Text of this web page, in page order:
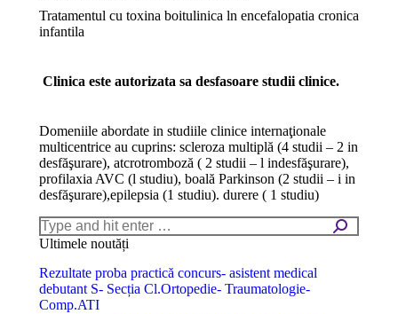
Tratamentul cu toxina boitulinica ln encefalopatia cronica
infantila
Clinica este autorizata sa desfasoare studii clinice.
Domeniile abordate in studiile clinice internaţionale
multicentrice au cuprins: scleroza multiplă (4 studii – 2 in
desfăşurare), atcrotromboză ( 2 studii – l indesfăşurare),
profilaxia AVC (l studiu), boală Parkinson (2 studii – i in
desfăşurare),epilepsia (1 studiu). durere ( 1 studiu)
Search:
Ultimele noutăți
Rezultate proba practică concurs- asistent medical
debutant S- Secția Cl.Ortopedie- Traumatologie-
Comp.ATI